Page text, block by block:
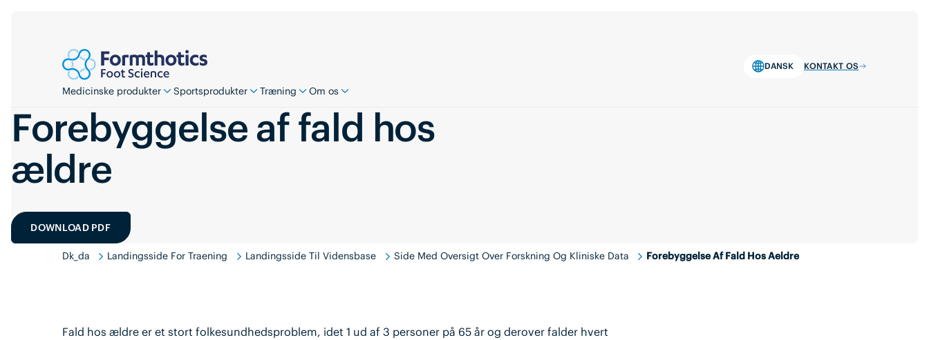
DANSK KONTAKT OS
Medicinske produkter Sportsprodukter Træning Om os
Forebyggelse af fald hos
ældre
DOWNLOAD PDF
Dk_da Landingsside For Traening Landingsside Til Vidensbase Side Med Oversigt Over Forskning Og Kliniske Data Forebyggelse Af Fald Hos Aeldre
Fald hos ældre er et stort folkesundhedsproblem, idet 1 ud af 3 personer på 65 år og derover falder hvert